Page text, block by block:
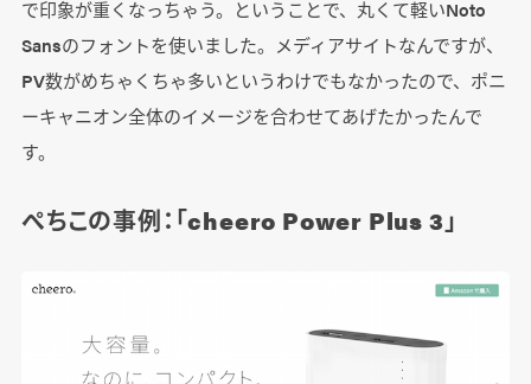
で印象が重くなっちゃう。ということで、丸くて軽いNoto
Sansのフォントを使いました。メディアサイトなんですが、
PV数がめちゃくちゃ多いというわけでもなかったので、ポニ
ーキャニオン全体のイメージを合わせてあげたかったんで
す。
ぺちこの事例：「cheero Power Plus 3」